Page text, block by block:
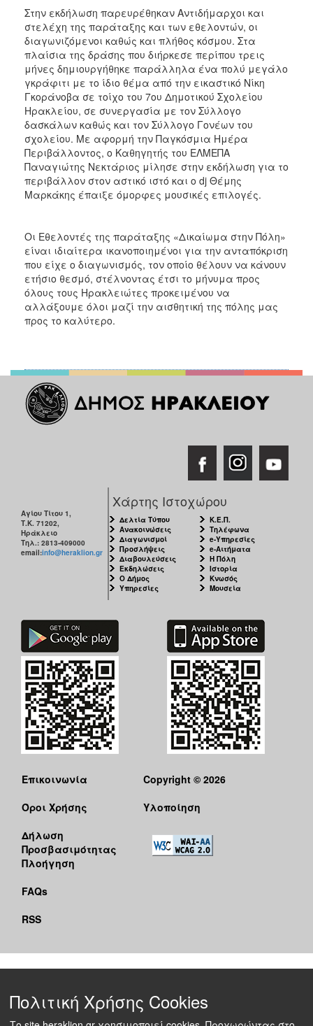
Στην εκδήλωση παρευρέθηκαν Αντιδήμαρχοι και
στελέχη της παράταξης και των εθελοντών, οι
διαγωνιζόμενοι καθώς και πλήθος κόσμου. Στα
πλαίσια της δράσης που διήρκεσε περίπου τρεις
μήνες δημιουργήθηκε παράλληλα ένα πολύ μεγάλο
γκράφιτι με το ίδιο θέμα από την εικαστικό Νίκη
Γκοράνοβα σε τοίχο του 7ου Δημοτικού Σχολείου
Ηρακλείου, σε συνεργασία με τον Σύλλογο
δασκάλων καθώς και τον Σύλλογο Γονέων του
σχολείου. Με αφορμή την Παγκόσμια Ημέρα
Περιβάλλοντος, ο Καθηγητής του ΕΛΜΕΠΑ
Παναγιώτης Νεκτάριος μίλησε στην εκδήλωση για το
περιβάλλον στον αστικό ιστό και ο dj Θέμης
Μαρκάκης έπαιξε όμορφες μουσικές επιλογές.
Οι Εθελοντές της παράταξης «Δικαίωμα στην Πόλη»
είναι ιδιαίτερα ικανοποιημένοι για την ανταπόκριση
που είχε ο διαγωνισμός, τον οποίο θέλουν να κάνουν
ετήσιο θεσμό, στέλνοντας έτσι το μήνυμα προς
όλους τους Ηρακλειώτες προκειμένου να
αλλάξουμε όλοι μαζί την αισθητική της πόλης μας
προς το καλύτερο.
Αγίου Τίτου 1,
Τ.Κ. 71202,
Ηράκλειο
Τηλ.: 2813-409000
email:info@heraklion.gr
Χάρτης Ιστοχώρου
Δελτία Τύπου
Ανακοινώσεις
Διαγωνισμοί
Προσλήψεις
Διαβουλεύσεις
Εκδηλώσεις
Ο Δήμος
Υπηρεσίες
Κ.Ε.Π.
Τηλέφωνα
e-Υπηρεσίες
e-Αιτήματα
Η Πόλη
Ιστορία
Κνωσός
Μουσεία
Επικοινωνία
Όροι Χρήσης
Δήλωση
Προσβασιμότητας
Πλοήγηση
FAQs
RSS
Copyright © 2026
Υλοποίηση
Πολιτική Χρήσης Cookies